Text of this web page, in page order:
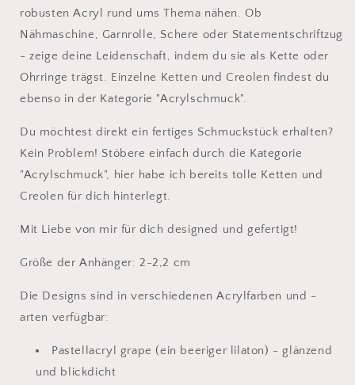
robusten Acryl rund ums Thema nähen. Ob
Nähmaschine, Garnrolle, Schere oder Statementschriftzug
- zeige deine Leidenschaft, indem du sie als Kette oder
Ohrringe trägst. Einzelne Ketten und Creolen findest du
ebenso in der Kategorie "Acrylschmuck".
Du möchtest direkt ein fertiges Schmuckstück erhalten?
Kein Problem! Stöbere einfach durch die Kategorie
"Acrylschmuck", hier habe ich bereits tolle Ketten und
Creolen für dich hinterlegt.
Mit Liebe von mir für dich designed und gefertigt!
Größe der Anhänger: 2-2,2 cm
Die Designs sind in verschiedenen Acrylfarben und -
arten verfügbar:
Pastellacryl grape (ein beeriger lilaton) - glänzend
und blickdicht